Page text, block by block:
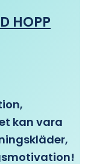
HOPP
kan vara